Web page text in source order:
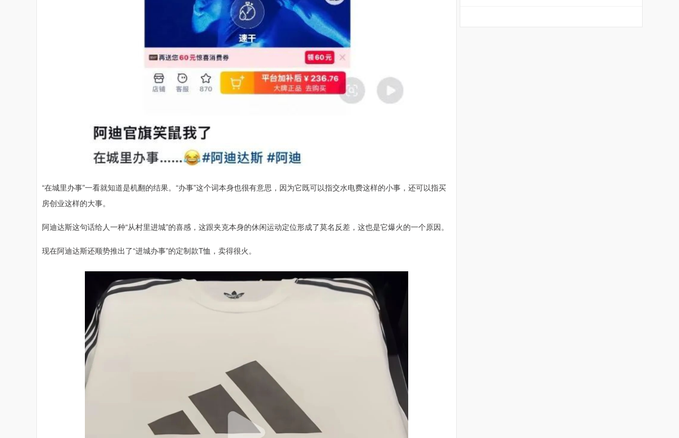
“在城里办事”一看就知道是机翻的结果。“办事”这个词本身也很有意思，因为它既可以指交水电费这样的小事，还可以指买
房创业这样的大事。
阿迪达斯这句话给人一种“从村里进城”的喜感，这跟夹克本身的休闲运动定位形成了莫名反差，这也是它爆火的一个原因。
现在阿迪达斯还顺势推出了“进城办事”的定制款T恤，卖得很火。